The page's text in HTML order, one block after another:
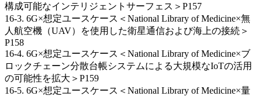
構成可能なインテリジェントサーフェス＞P157
16-3. 6G×想定ユースケース＜National Library of Medicine×無
人航空機（UAV）を使用した衛星通信および海上の接続＞
P158
16-4. 6G×想定ユースケース＜National Library of Medicine×ブ
ロックチェーン分散台帳システムによる大規模なIoTの活用
の可能性を拡大＞P159
16-5. 6G×想定ユースケース＜National Library of Medicine×量